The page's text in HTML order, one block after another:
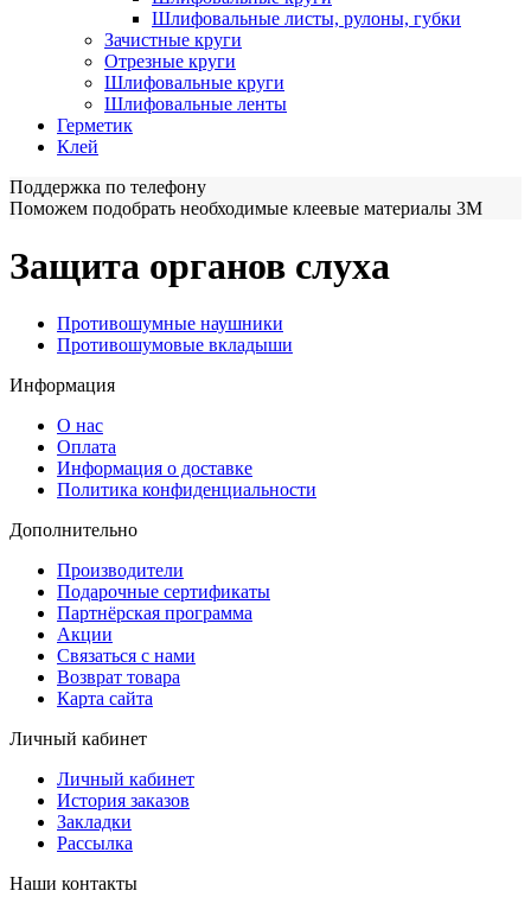
Шлифовальные листы, рулоны, губки
Зачистные круги
Отрезные круги
Шлифовальные круги
Шлифовальные ленты
Герметик
Клей
Поддержка по телефону
Поможем подобрать необходимые клеевые материалы 3М
Защита органов слуха
Противошумные наушники
Противошумовые вкладыши
Информация
О нас
Оплата
Информация о доставке
Политика конфиденциальности
Дополнительно
Производители
Подарочные сертификаты
Партнёрская программа
Акции
Связаться с нами
Возврат товара
Карта сайта
Личный кабинет
Личный кабинет
История заказов
Закладки
Рассылка
Наши контакты